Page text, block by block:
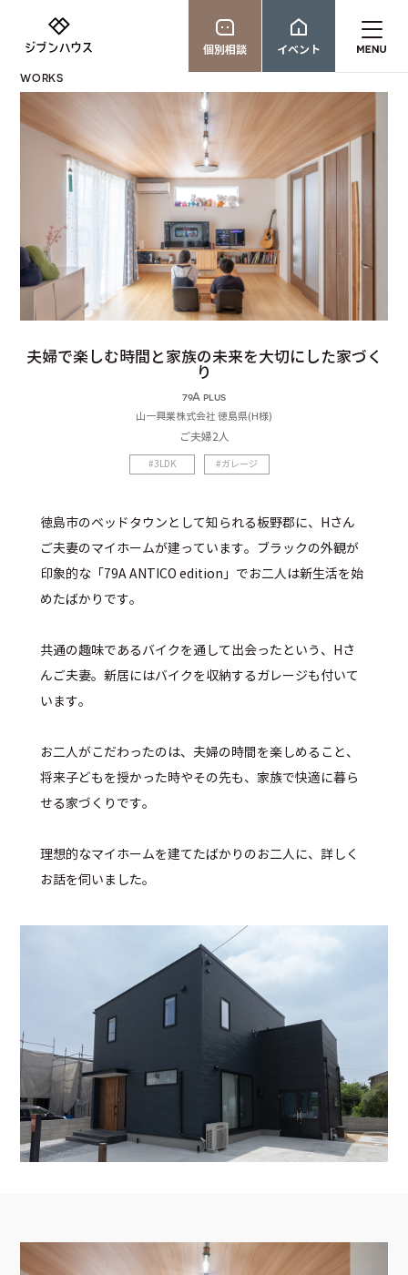
個別相談 イベント
WORKS
夫婦で楽しむ時間と家族の未来を大切にした家づく
り
79A plus
山一興業株式会社 徳島県(H様)
ご夫婦2人
3LDK ガレージ
徳島市のベッドタウンとして知られる板野郡に、Hさん
ご夫妻のマイホームが建っています。ブラックの外観が
印象的な「79A ANTICO edition」でお二人は新生活を始
めたばかりです。
共通の趣味であるバイクを通して出会ったという、Hさ
んご夫妻。新居にはバイクを収納するガレージも付いて
います。
お二人がこだわったのは、夫婦の時間を楽しめること、
将来子どもを授かった時やその先も、家族で快適に暮ら
せる家づくりです。
理想的なマイホームを建てたばかりのお二人に、詳しく
お話を伺いました。